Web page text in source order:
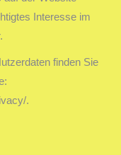
Interesse im
finden Sie
.